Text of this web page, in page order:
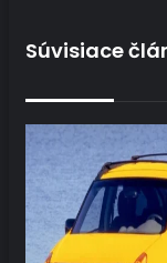
Súvisiace